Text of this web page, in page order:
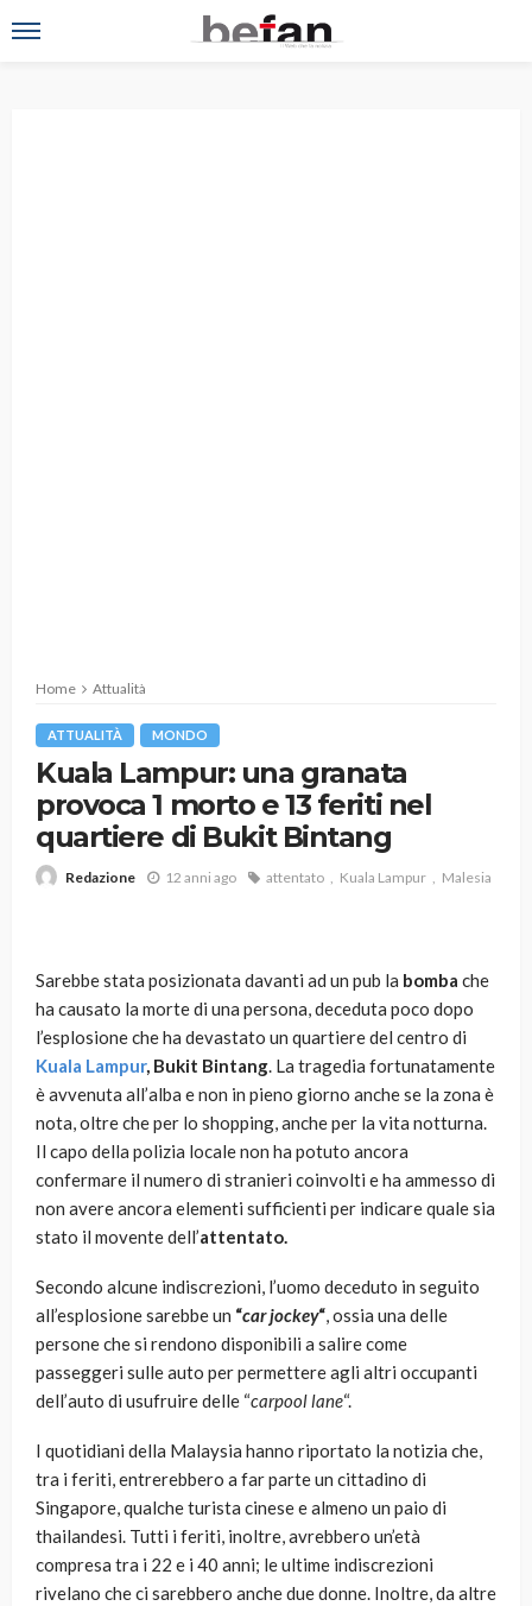
Home Attualità
ATTUALITÀ MONDO
Kuala Lampur: una granata
provoca 1 morto e 13 feriti nel
quartiere di Bukit Bintang
Redazione 12 anni ago attentato Kuala Lampur Malesia
Sarebbe stata posizionata davanti ad un pub la bomba che
ha causato la morte di una persona, deceduta poco dopo
l’esplosione che ha devastato un quartiere del centro di
Kuala Lampur, Bukit Bintang. La tragedia fortunatamente
è avvenuta all’alba e non in pieno giorno anche se la zona è
nota, oltre che per lo shopping, anche per la vita notturna.
Il capo della polizia locale non ha potuto ancora
confermare il numero di stranieri coinvolti e ha ammesso di
non avere ancora elementi sufficienti per indicare quale sia
stato il movente dell’attentato.
Secondo alcune indiscrezioni, l’uomo deceduto in seguito
all’esplosione sarebbe un “car jockey“, ossia una delle
persone che si rendono disponibili a salire come
passeggeri sulle auto per permettere agli altri occupanti
dell’auto di usufruire delle “carpool lane“.
I quotidiani della Malaysia hanno riportato la notizia che,
tra i feriti, entrerebbero a far parte un cittadino di
Singapore, qualche turista cinese e almeno un paio di
thailandesi. Tutti i feriti, inoltre, avrebbero un’età
compresa tra i 22 e i 40 anni; le ultime indiscrezioni
rivelano che ci sarebbero anche due donne. Inoltre, da altre